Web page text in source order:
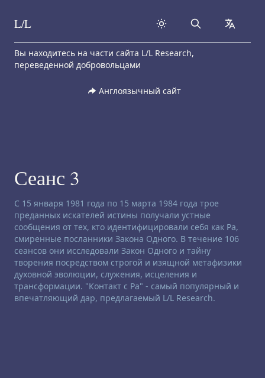
Skip to content
L/L Search
Вы находитесь на части сайта L/L Research,
переведенной добровольцами
Англоязычный сайт
Сеанс 3
Заявление об отказе от ответственности:
С 15 января 1981 года по 15 марта 1984 года трое
преданных искателей истины получали устные
сообщения от тех, кто идентифицировали себя как Ра,
смиренные посланники Закона Одного. В течение 106
сеансов они исследовали Закон Одного и тайну
творения посредством строгой и изящной метафизики
духовной эволюции, служения, исцеления и
трансформации. "Контакт с Ра" - самый популярный и
впечатляющий дар, предлагаемый L/L Research.